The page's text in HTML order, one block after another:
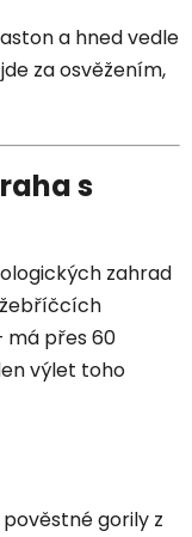
a hned vedle
za osvěžením,
s
zahrad
žebříčcích
má přes 60
výlet toho
pověstné gorily z